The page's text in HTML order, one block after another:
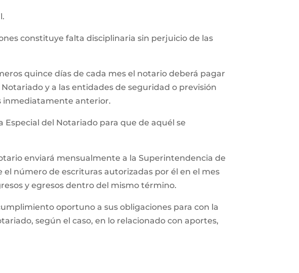
constituye falta disciplinaria sin perjuicio de las
quince días de cada mes el notario deberá pagar
y a las entidades de seguridad o previsión
inmediatamente anterior.
del Notariado para que de aquél se
enviará mensualmente a la Superintendencia de
número de escrituras autorizadas por él en el mes
y egresos dentro del mismo término.
oportuno a sus obligaciones para con la
según el caso, en lo relacionado con aportes,